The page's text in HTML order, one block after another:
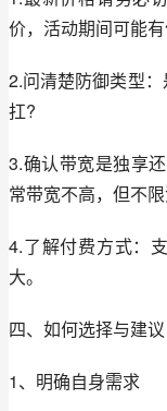
价，活动期间可能有
2.问清楚防御类型
扛?
3.确认带宽是独享
常带宽不高，但不限
4.了解付费方式：
大。
四、如何选择与建议
1、明确自身需求